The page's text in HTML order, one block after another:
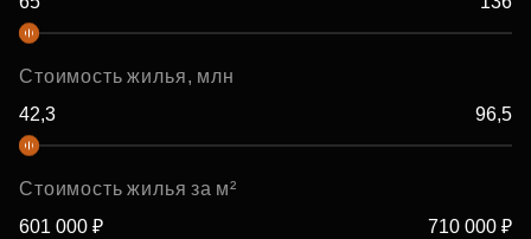
Стоимость жилья, млн
Стоимость жилья за м²